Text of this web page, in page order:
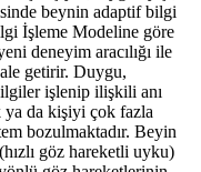
beynin adaptif bilgi
İşleme Modeline göre
deneyim aracılığı ile
getirir. Duygu,
işlenip ilişkili anı
ya da kişiyi çok fazla
bozulmaktadır. Beyin
göz hareketli uyku)